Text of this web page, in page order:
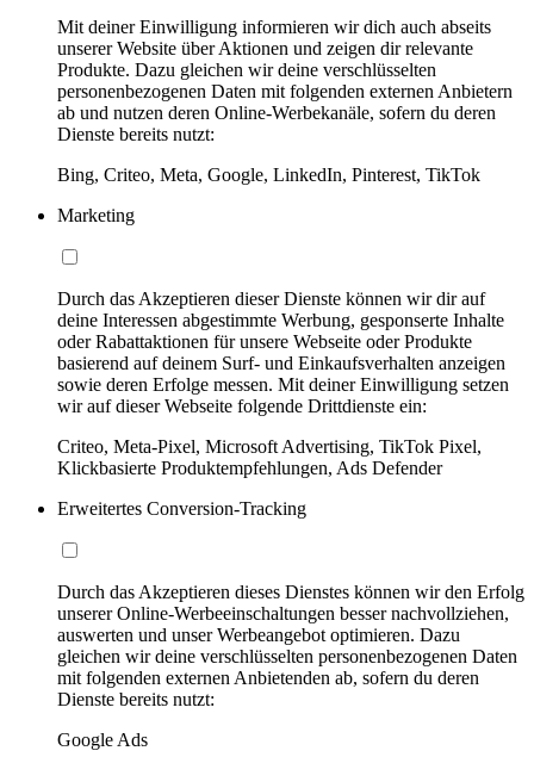
Mit deiner Einwilligung informieren wir dich auch abseits
unserer Website über Aktionen und zeigen dir relevante
Produkte. Dazu gleichen wir deine verschlüsselten
personenbezogenen Daten mit folgenden externen Anbietern
ab und nutzen deren Online-Werbekanäle, sofern du deren
Dienste bereits nutzt:
Bing, Criteo, Meta, Google, LinkedIn, Pinterest, TikTok
Marketing
Durch das Akzeptieren dieser Dienste können wir dir auf
deine Interessen abgestimmte Werbung, gesponserte Inhalte
oder Rabattaktionen für unsere Webseite oder Produkte
basierend auf deinem Surf- und Einkaufsverhalten anzeigen
sowie deren Erfolge messen. Mit deiner Einwilligung setzen
wir auf dieser Webseite folgende Drittdienste ein:
Criteo, Meta-Pixel, Microsoft Advertising, TikTok Pixel,
Klickbasierte Produktempfehlungen, Ads Defender
Erweitertes Conversion-Tracking
Durch das Akzeptieren dieses Dienstes können wir den Erfolg
unserer Online-Werbeeinschaltungen besser nachvollziehen,
auswerten und unser Werbeangebot optimieren. Dazu
gleichen wir deine verschlüsselten personenbezogenen Daten
mit folgenden externen Anbietenden ab, sofern du deren
Dienste bereits nutzt:
Google Ads